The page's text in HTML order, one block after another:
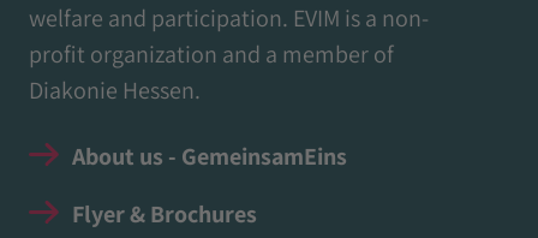
welfare and participation. EVIM is a non-
profit organization and a member of
Diakonie Hessen.
About us - GemeinsamEins
Flyer & Brochures